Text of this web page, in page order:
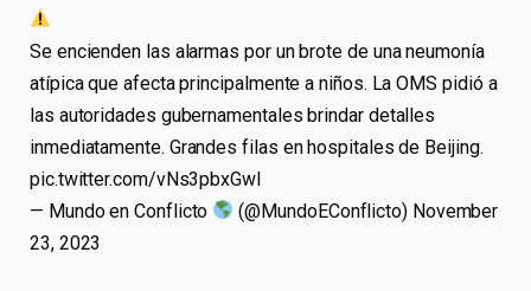
Se encienden las alarmas por un brote de una neumonía
atípica que afecta principalmente a niños. La OMS pidió a
las autoridades gubernamentales brindar detalles
inmediatamente. Grandes filas en hospitales de Beijing.
pic.twitter.com/vNs3pbxGwI
— Mundo en Conflicto
(@MundoEConflicto) November
23, 2023